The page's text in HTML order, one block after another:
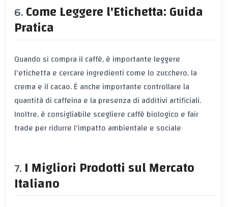
Come Leggere l'Etichetta: Guida
Pratica
Quando si compra il caffè, è importante leggere
l'etichetta e cercare ingredienti come lo zucchero, la
crema e il cacao. È anche importante controllare la
quantità di caffeina e la presenza di additivi artificiali.
Inoltre, è consigliabile scegliere caffè biologico e fair
trade per ridurre l'impatto ambientale e sociale
I Migliori Prodotti sul Mercato
Italiano